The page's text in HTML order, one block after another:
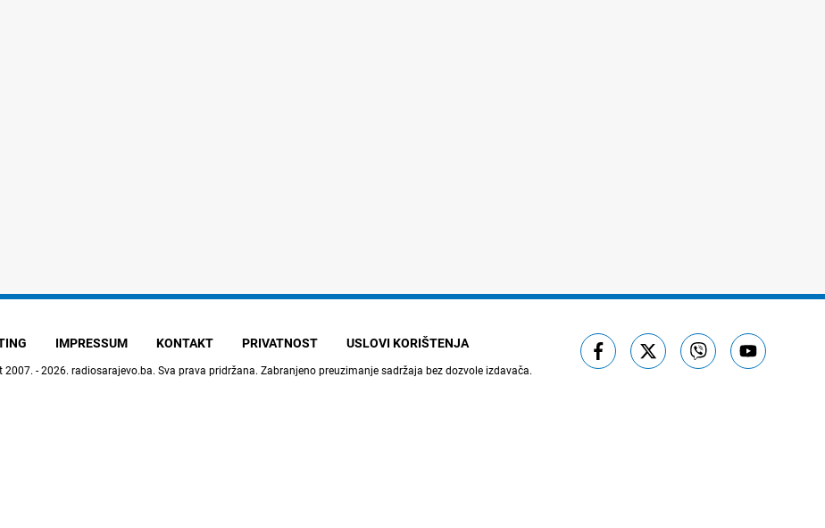
IMPRESSUM KONTAKT PRIVATNOST USLOVI KORIŠTENJA
2007. - 2026. radiosarajevo.ba. Sva prava pridržana. Zabranjeno preuzimanje sadržaja bez dozvole izdavača.